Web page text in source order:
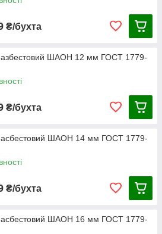
₴/бухта
ШАОН 12 мм ГОСТ 1779-
₴/бухта
ШАОН 14 мм ГОСТ 1779-
₴/бухта
ШАОН 16 мм ГОСТ 1779-